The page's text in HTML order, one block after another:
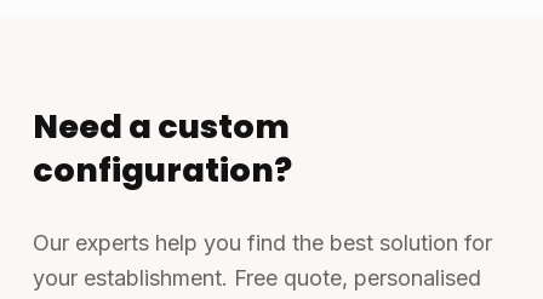
Need a custom
configuration?
Our experts help you find the best solution for
your establishment. Free quote, personalised